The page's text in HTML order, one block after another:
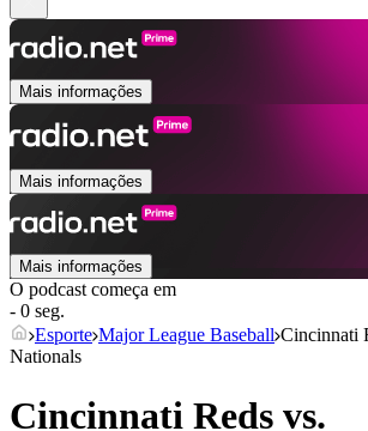
Mais informações
Mais informações
Mais informações
O podcast começa em
- 0 seg.
Esporte Major League Baseball Cincinnati
Nationals
Cincinnati Reds vs.